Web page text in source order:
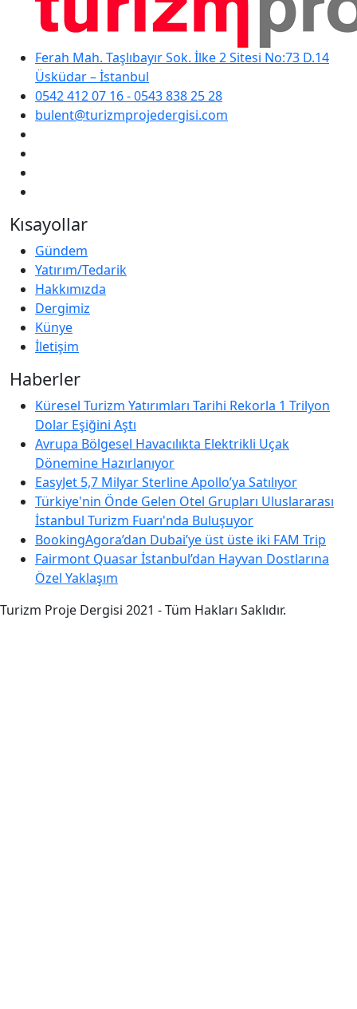
Ferah Mah. Taşlıbayır Sok. İlke 2 Sitesi No:73 D.14
Üsküdar – İstanbul
0542 412 07 16 - 0543 838 25 28
bulent@turizmprojedergisi.com
Kısayollar
Gündem
Yatırım/Tedarik
Hakkımızda
Dergimiz
Künye
İletişim
Haberler
Küresel Turizm Yatırımları Tarihi Rekorla 1 Trilyon
Dolar Eşiğini Aştı
Avrupa Bölgesel Havacılıkta Elektrikli Uçak
Dönemine Hazırlanıyor
EasyJet 5,7 Milyar Sterline Apollo’ya Satılıyor
Türkiye'nin Önde Gelen Otel Grupları Uluslararası
İstanbul Turizm Fuarı'nda Buluşuyor
BookingAgora’dan Dubai’ye üst üste iki FAM Trip
Fairmont Quasar İstanbul’dan Hayvan Dostlarına
Özel Yaklaşım
Turizm Proje Dergisi 2021 - Tüm Hakları Saklıdır.